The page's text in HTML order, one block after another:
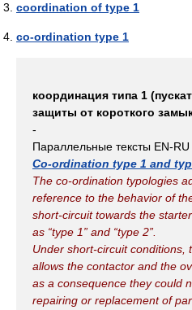
coordination of type 1
co-ordination type 1
координация типа 1
защиты от короткого
-
Параллельные тексты EN-RU
Co-ordination type 1 and
The co-ordination typologies
reference to the behavior of
short-circuit towards the
as “type 1” and “type 2”.
Under short-circuit conditions,
allows the contactor and the
as a consequence they could
repairing or replacement of